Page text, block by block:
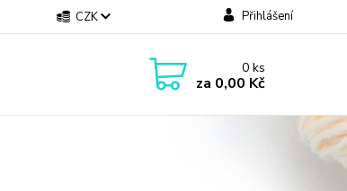
CZK Přihlášení
0ks
za 0,00 Kč